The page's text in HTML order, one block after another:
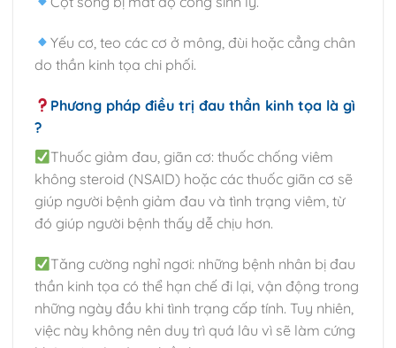
Yếu cơ, teo các cơ ở mông, đùi hoặc cẳng chân
do thần kinh tọa chi phối.
Phương pháp điều trị đau thần kinh tọa là gì
?
Thuốc giảm đau, giãn cơ: thuốc chống viêm
không steroid (NSAID) hoặc các thuốc giãn cơ sẽ
giúp người bệnh giảm đau và tình trạng viêm, từ
đó giúp người bệnh thấy dễ chịu hơn.
Tăng cường nghỉ ngơi: những bệnh nhân bị đau
thần kinh tọa có thể hạn chế đi lại, vận động trong
những ngày đầu khi tình trạng cấp tính. Tuy nhiên,
việc này không nên duy trì quá lâu vì sẽ làm cứng